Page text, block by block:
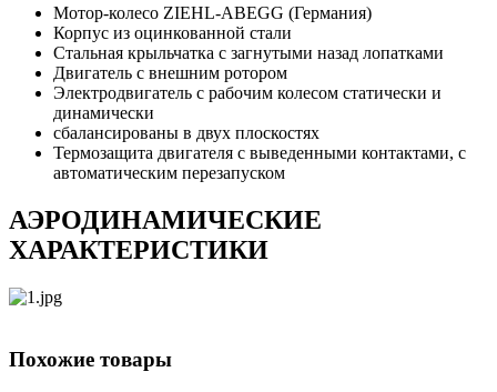
Мотор-колесо ZIEHL-ABEGG (Германия)
Корпус из оцинкованной стали
Стальная крыльчатка с загнутыми назад лопатками
Двигатель с внешним ротором
Электродвигатель с рабочим колесом статически и
динамически
сбалансированы в двух плоскостях
Термозащита двигателя с выведенными контактами, с
автоматическим перезапуском
АЭРОДИНАМИЧЕСКИЕ
ХАРАКТЕРИСТИКИ
Похожие товары